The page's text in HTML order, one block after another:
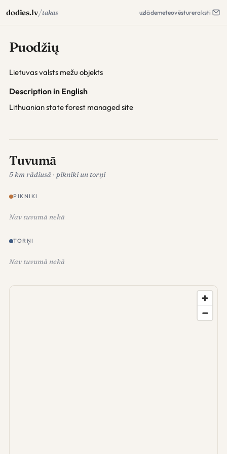
dodies.lv/takas uzlādemeteovēstureraksti
Puodžių
Lietuvas valsts mežu objekts
Description in English
Lithuanian state forest managed site
Tuvumā
5 km rādiusā · pikniki un torņi
PIKNIKI
Nav tuvumā nekā
TORŅI
Nav tuvumā nekā